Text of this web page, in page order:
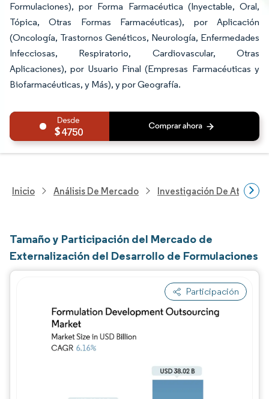
Formulaciones), por Forma Farmacéutica (Inyectable, Oral,
Tópica, Otras Formas Farmacéuticas), por Aplicación
(Oncología, Trastornos Genéticos, Neurología, Enfermedades
Infecciosas, Respiratorio, Cardiovascular, Otras
Aplicaciones), por Usuario Final (Empresas Farmacéuticas y
Biofarmacéuticas, y Más), y por Geografía.
4750
Inicio Análisis De Mercado Investigación De
Tamaño y Participación del Mercado de
Externalización del Desarrollo de Formulaciones
Participación